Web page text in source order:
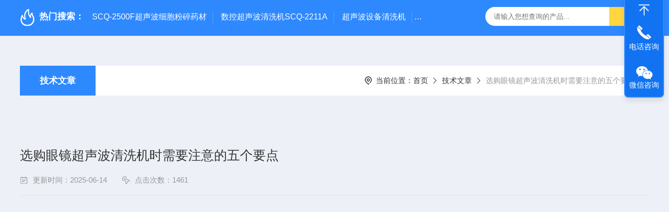
热门搜索： SCQ-2500F超声波细胞粉碎药材 数控超声波清洗机SCQ-2211A 超声波设备清洗机 数控超声波清洗机1001A 数控超声波清洗机SCQ-250B1 SCQ-
技术文章 当前位置： 首页 技术文章 选购眼镜超声波清洗机时需要注意的五个要点
选购眼镜超声波清洗机时需要注意的五个要点
更新时间：2025-06-14 点击次数：1461
电话咨询
微信咨询